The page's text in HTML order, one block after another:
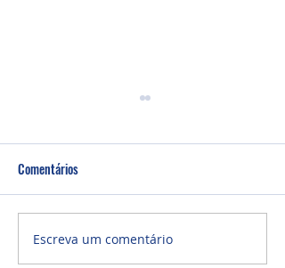
Comentários
Escreva um comentário